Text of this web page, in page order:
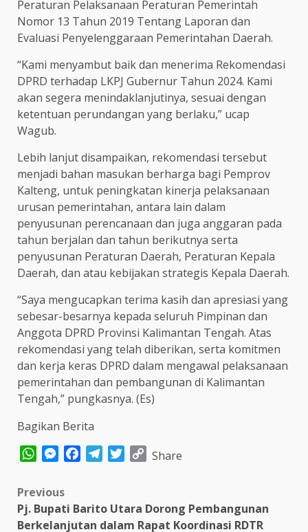
Peraturan Pelaksanaan Peraturan Pemerintah
Nomor 13 Tahun 2019 Tentang Laporan dan
Evaluasi Penyelenggaraan Pemerintahan Daerah.
“Kami menyambut baik dan menerima Rekomendasi
DPRD terhadap LKPJ Gubernur Tahun 2024. Kami
akan segera menindaklanjutinya, sesuai dengan
ketentuan perundangan yang berlaku,” ucap
Wagub.
Lebih lanjut disampaikan, rekomendasi tersebut
menjadi bahan masukan berharga bagi Pemprov
Kalteng, untuk peningkatan kinerja pelaksanaan
urusan pemerintahan, antara lain dalam
penyusunan perencanaan dan juga anggaran pada
tahun berjalan dan tahun berikutnya serta
penyusunan Peraturan Daerah, Peraturan Kepala
Daerah, dan atau kebijakan strategis Kepala Daerah.
“Saya mengucapkan terima kasih dan apresiasi yang
sebesar-besarnya kepada seluruh Pimpinan dan
Anggota DPRD Provinsi Kalimantan Tengah. Atas
rekomendasi yang telah diberikan, serta komitmen
dan kerja keras DPRD dalam mengawal pelaksanaan
pemerintahan dan pembangunan di Kalimantan
Tengah,” pungkasnya. (Es)
Bagikan Berita
WhatsAppMessenger
FacebookTelegram
TwitterCopy
Share
Post
navigation
Previous
Pj. Bupati Barito Utara Dorong Pembangunan
Berkelanjutan dalam Rapat Koordinasi RDTR